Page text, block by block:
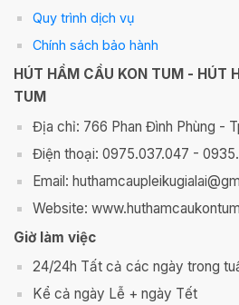
Quy trình dịch vụ
Chính sách bảo hành
HÚT HẦM CẦU KON TUM - HÚT
TUM
Địa chỉ: 766 Phan Đình Phùng -
Điện thoại: 0975.037.047 -
Email:
Website:
Giờ làm việc
24/24h Tất cả các ngày trong
Kể cả ngày Lễ + ngày Tết